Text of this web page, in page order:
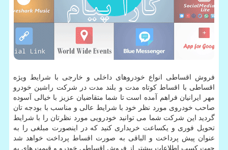
فروش اقساطی انواع خودروهای داخلی و خارجی با شرایط ویژه
اقساطی با اقساط کوتاه مدت و بلند مدت در شرکت راشین خودرو
مهر ایرانیان فراهم آمده است تا شما متقاضیان عزیز با خیالی آسوده
صاحب خودروی مورد نظر خود با شرایط عالی و مناسب با بودجه تان
گردید این شرکت شما می توانید خودرویی مورد نظرتان را با شرایط
تحویل فوری و یکساعت خریداری کنید که در اینصورت مبلغی را به
عنوان پیش پرداخت و الباقی به صورت اقساط پرداخت خواهد شد
جهت کسب اطلاعات بیشتر از فروش اقساطی خودرو و قیمت های به